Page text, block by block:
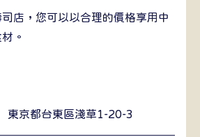
店，您可以以合理的價格享用中
。
東京都台東區淺草1-20-3